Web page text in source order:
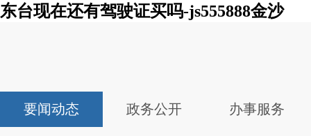
东台现在还有驾驶证买吗-js555888金沙
要闻动态 政务公开 办事服务